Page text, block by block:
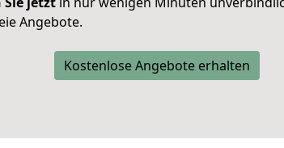
Angebote.
Kostenlose Angebote erhalten